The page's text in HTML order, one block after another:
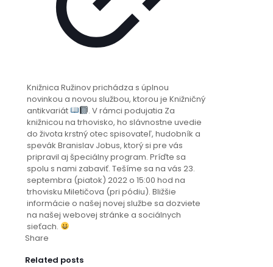
Knižnica Ružinov prichádza s úplnou
novinkou a novou službou, ktorou je Knižničný
antikvariát
. V rámci podujatia Za
knižnicou na trhovisko, ho slávnostne uvedie
do života krstný otec spisovateľ, hudobník a
spevák Branislav Jobus, ktorý si pre vás
pripravil aj špeciálny program. Príďte sa
spolu s nami zabaviť. Tešíme sa na vás 23.
septembra (piatok) 2022 o 15:00 hod na
trhovisku Miletičova (pri pódiu). Bližšie
informácie o našej novej službe sa dozviete
na našej webovej stránke a sociálnych
sieťach.
Share
Related posts